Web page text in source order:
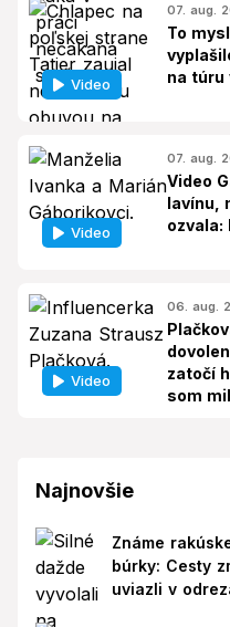
Video
07. aug.
To
na túru
Video
07. aug.
Video
lavínu,
ozvala:
Video
06. aug.
zatočí
som
Najnovšie
Známe
búrky: Cesty
uviazli v